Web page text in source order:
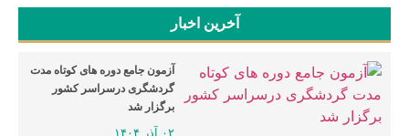
آخرین اخبار
آزمون جامع دوره های کوتاه مدت
گردشگری درسراسر کشور
برگزار شد
۰۲ آذر ۱۴۰۴